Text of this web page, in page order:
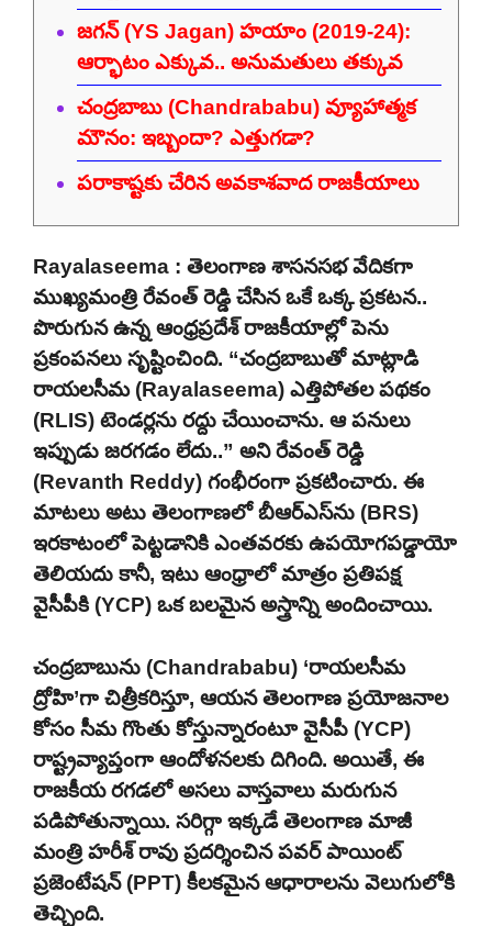
జగన్ (YS Jagan) హయాం (2019-24):
ఆర్భాటం ఎక్కువ.. అనుమతులు తక్కువ
చంద్రబాబు (Chandrababu) వ్యూహాత్మక
మౌనం: ఇబ్బందా? ఎత్తుగడా?
పరాకాష్టకు చేరిన అవకాశవాద రాజకీయాలు
Rayalaseema : తెలంగాణ శాసనసభ వేదికగా
ముఖ్యమంత్రి రేవంత్ రెడ్డి చేసిన ఒకే ఒక్క ప్రకటన..
పొరుగున ఉన్న ఆంధ్రప్రదేశ్‌ రాజకీయాల్లో పెను
ప్రకంపనలు సృష్టించింది. “చంద్రబాబుతో మాట్లాడి
రాయలసీమ (Rayalaseema) ఎత్తిపోతల పథకం
(RLIS) టెండర్లను రద్దు చేయించాను. ఆ పనులు
ఇప్పుడు జరగడం లేదు..” అని రేవంత్ రెడ్డి
(Revanth Reddy) గంభీరంగా ప్రకటించారు. ఈ
మాటలు అటు తెలంగాణలో బీఆర్ఎస్‌ను (BRS)
ఇరకాటంలో పెట్టడానికి ఎంతవరకు ఉపయోగపడ్డాయో
తెలియదు కానీ, ఇటు ఆంధ్రాలో మాత్రం ప్రతిపక్ష
వైసీపీకి (YCP) ఒక బలమైన అస్త్రాన్ని అందించాయి.
చంద్రబాబును (Chandrababu) ‘రాయలసీమ
ద్రోహి’గా చిత్రీకరిస్తూ, ఆయన తెలంగాణ ప్రయోజనాల
కోసం సీమ గొంతు కోస్తున్నారంటూ వైసీపీ (YCP)
రాష్ట్రవ్యాప్తంగా ఆందోళనలకు దిగింది. అయితే, ఈ
రాజకీయ రగడలో అసలు వాస్తవాలు మరుగున
పడిపోతున్నాయి. సరిగ్గా ఇక్కడే తెలంగాణ మాజీ
మంత్రి హరీశ్ రావు ప్రదర్శించిన పవర్ పాయింట్
ప్రజెంటేషన్ (PPT) కీలకమైన ఆధారాలను వెలుగులోకి
తెచ్చింది.